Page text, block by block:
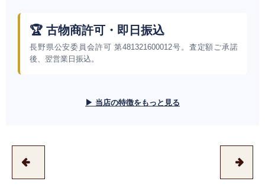
🏆 古物商許可・即日振込
長野県公安委員会許可 第481321600012号。査定額ご承諾
後、翌営業日振込。
▶ 当店の特徴をもっと見る